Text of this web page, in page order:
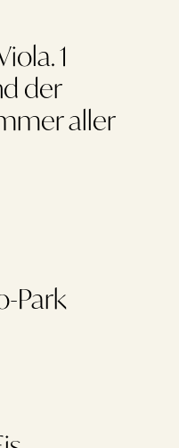
1
der
aller
Park